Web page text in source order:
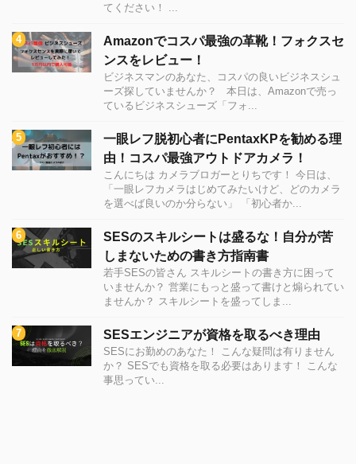
てください！ ...
Amazonでコスパ最強の革靴！フォクスセ
ンスをレビュー！
ビジネスマンのあなた、コスパの良いビジネスシュ
ーズ探していませんか？ 本日は、Amazonで売っ
ているビジネスシューズ「フォ...
一眼レフ脱初心者にPentaxKPを勧める理
由！コスパ最強アウトドアカメラ！
こんにちは カメラブロガーとりちです！ 今日は、
「一眼レフカメラはじめてみたいけど、どのカメラ
を選べば良いのか分らない」 「初心者か...
SESのスキルシートは盛るな！自分が苦
しまないための書き方指南書
若手SESの皆さん スキルシートの書き方に困って
いませんか？ 営業にもっと盛って書けと煽られてい
ませんか？ スキルシートを盛ってしま...
SESエンジニアが資格を取るべき理由
SESにお勤めのあなた！ こんな疑問は有りません
か？ SESでも資格を取る必要はあります！ こんな
事思ってい...